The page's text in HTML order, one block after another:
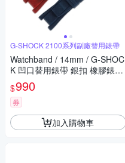
G-SHOCK 2100系列副廠替用錶帶
Watchband / 14mm / G-SHOC
K 凹口替用錶帶 銀扣 橡膠錶帶
- 紅/黑/藍色
$990
券
加入購物車